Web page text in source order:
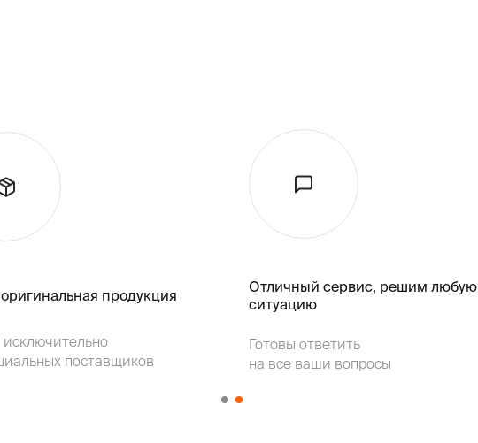
продукция
поставщиков
Отличный сервис, решим любую
ситуацию
Готовы ответить
на все ваши вопросы